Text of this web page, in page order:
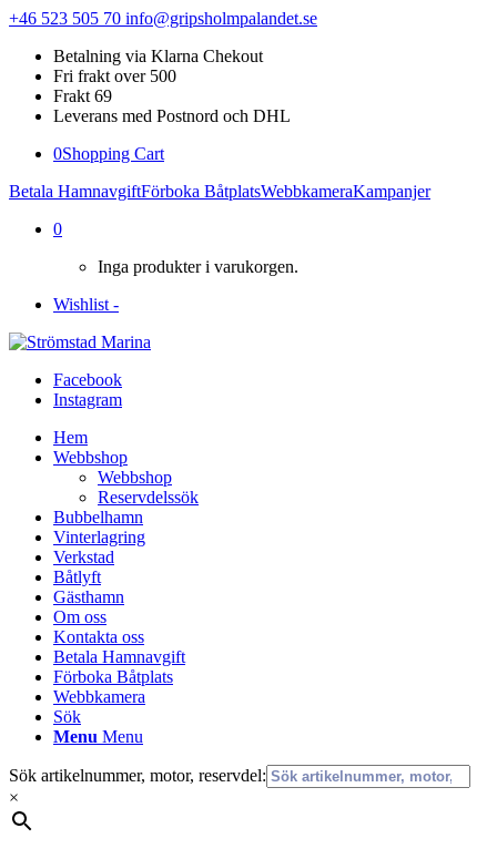
+46 523 505 70 info@gripsholmpalandet.se
Betalning via Klarna Chekout
Fri frakt over 500
Frakt 69
Leverans med Postnord och DHL
0Shopping Cart
Betala HamnavgiftFörboka BåtplatsWebbkameraKampanjer
0
Inga produkter i varukorgen.
Wishlist -
Facebook
Instagram
Hem
Webbshop
Webbshop
Reservdelssök
Bubbelhamn
Vinterlagring
Verkstad
Båtlyft
Gästhamn
Om oss
Kontakta oss
Betala Hamnavgift
Förboka Båtplats
Webbkamera
Sök
Menu Menu
Sök artikelnummer, motor, reservdel:
×